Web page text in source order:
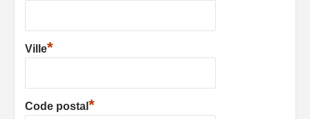
Ville*
Code postal *